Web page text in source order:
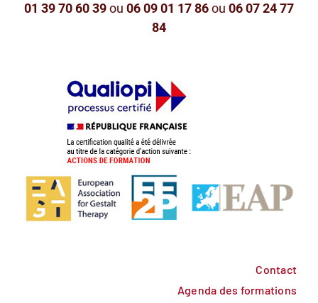
01 39 70 60 39ou 06 09 01 17 86ou 06 07 24 77
84
Contact
Agenda des formations